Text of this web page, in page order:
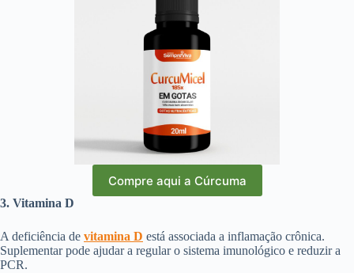
Compre aqui a Cúrcuma
3. Vitamina D
A deficiência de vitamina D está associada a inflamação crônica.
Suplementar pode ajudar a regular o sistema imunológico e reduzir a
PCR.